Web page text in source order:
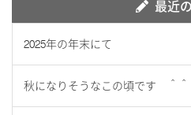
最近
2025年の年末にて
秋になりそうなこの頃です ＾＾